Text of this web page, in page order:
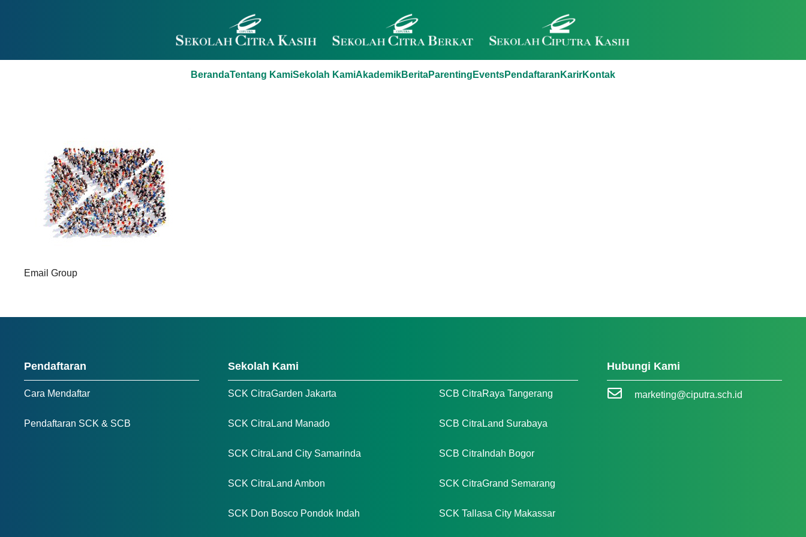
BerandaTentang KamiSekolah KamiAkademikBeritaParenting EventsPendaftaran KarirKontak
Email Group
Pendaftaran
Cara Mendaftar
Pendaftaran SCK & SCB
Sekolah Kami
SCK CitraGarden Jakarta
SCK CitraLand Manado
SCK CitraLand City Samarinda
SCK CitraLand Ambon
SCK Don Bosco Pondok Indah
SCB CitraRaya Tangerang
SCB CitraLand Surabaya
SCB CitraIndah Bogor
SCK CitraGrand Semarang
SCK Tallasa City Makassar
Hubungi Kami
marketing@ciputra.sch.id